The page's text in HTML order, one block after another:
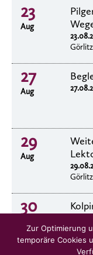
23
Aug
Görlitz
27
Aug
29
Aug
Görlitz
30
Zur Optimierung
temporäre Cookies